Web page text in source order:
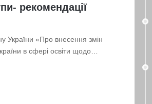
рекомендації
України «Про внесення змін
в сфері освіти щодо…